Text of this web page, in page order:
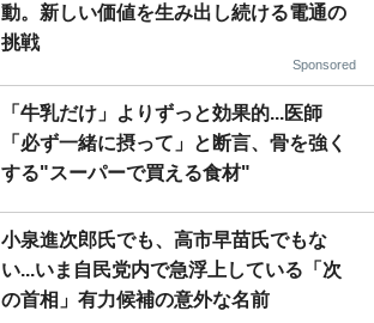
動。新しい価値を生み出し続ける電通の
挑戦
Sponsored
「牛乳だけ」よりずっと効果的...医師
「必ず一緒に摂って」と断言、骨を強く
する"スーパーで買える食材"
小泉進次郎氏でも、高市早苗氏でもな
い...いま自民党内で急浮上している「次
の首相」有力候補の意外な名前